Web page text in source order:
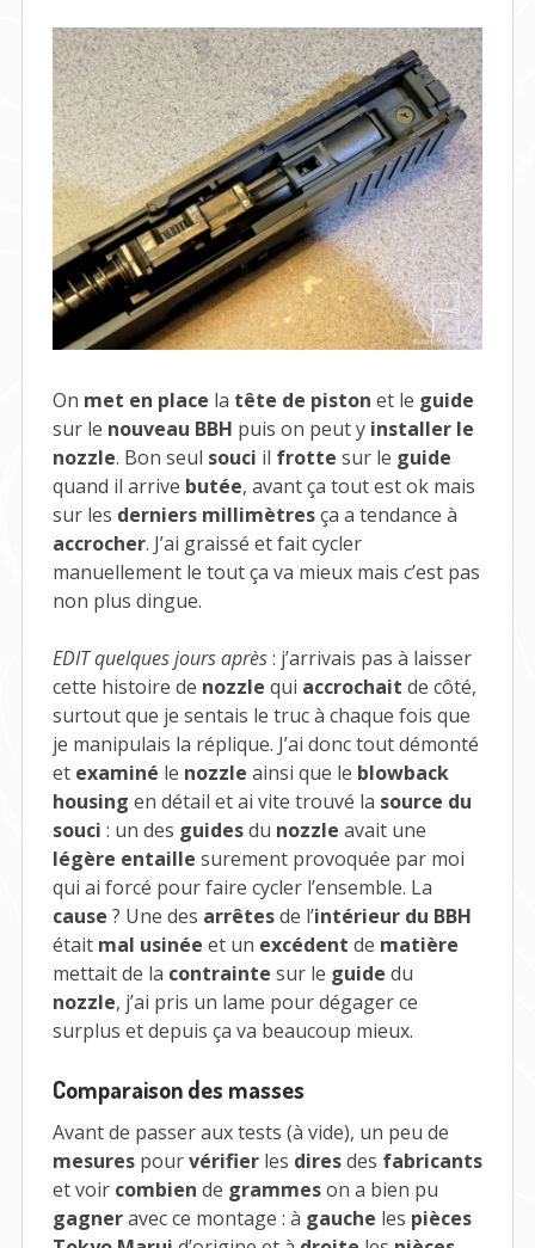
On met en place la tête de piston et le guide
sur le nouveau BBH puis on peut y installer le
nozzle. Bon seul souci il frotte sur le guide
quand il arrive butée, avant ça tout est ok mais
sur les derniers millimètresça a tendance à
accrocher. J’ai graissé et fait cycler
manuellement le tout ça va mieux mais c’est pas
non plus dingue.
EDIT quelques jours après: j’arrivais pas à laisser
cette histoire de nozzle qui accrochait de côté,
surtout que je sentais le truc à chaque fois que
je manipulais la réplique. J’ai donc tout démonté
et examiné le nozzle ainsi que le blowback
housing en détail et ai vite trouvé la source du
souci : un des guidesdu nozzle avait une
légère entaille surement provoquée par moi
qui ai forcé pour faire cycler l’ensemble. La
cause ? Une des arrêtesde l’intérieur du BBH
était mal usinée et un excédent de matière
mettait de la contrainte sur le guide du
nozzle, j’ai pris un lame pour dégager ce
surplus et depuis ça va beaucoup mieux.
Comparaison des masses
Avant de passer aux tests (à vide), un peu de
mesurespourvérifierles diresdes fabricants
et voir combien de grammeson a bien pu
gagneravec ce montage : à gauche les pièces